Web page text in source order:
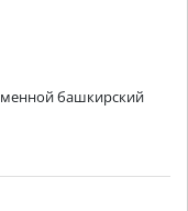
башкирский